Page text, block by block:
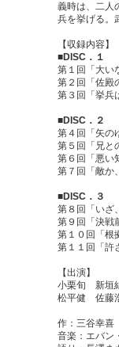
義時は、二人
兵を挙げる。
【収録内容】
■DISC．１
第１回「大い
第２回「佐殿
第３回「挙兵
■DISC．２
第４回「矢の
第５回「兄と
第６回「悪い
第７回「敵か
■DISC．３
第８回「いざ
第９回「決戦
第１０回「根
第１１回「許
【出演】
小栗旬 新
松平健 佐
作：三谷幸喜
音楽：エバン